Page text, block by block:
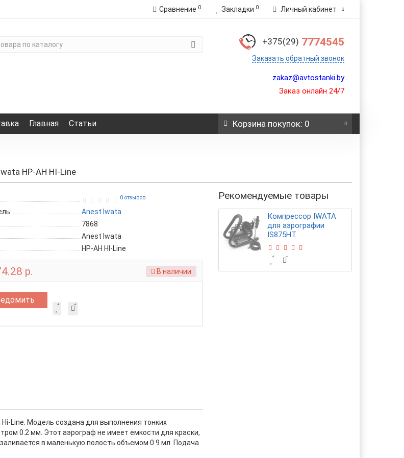
Сравнение 0 Закладки 0 Личный кабинет
+375(29) 7774545
Заказать обратный звонок
zakaz@avtostanki.by
Заказ онлайн 24/7
Главная Статьи Корзинапокупок: 0
HP-AH HI-Line
0 отзывов
Anest Iwata
7868
Anest Iwata
HP-AH HI-Line
р. В наличии
Line. Модель создана для выполнения тонких
0.2 мм. Этот аэрограф не имеет емкости для краски,
в маленькую полость объемом 0.9 мл. Подача
Рекомендуемые товары
Компрессор IWATA
для аэрографии
IS875HT